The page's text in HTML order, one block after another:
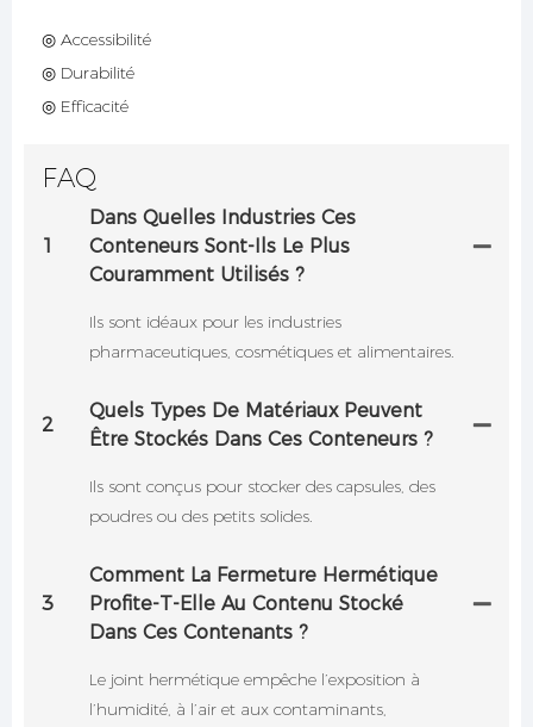
◎ Accessibilité
◎ Durabilité
◎ Efficacité
FAQ
1
Dans Quelles Industries Ces
Conteneurs Sont-Ils Le Plus
Couramment Utilisés ?
Ils sont idéaux pour les industries
pharmaceutiques, cosmétiques et alimentaires.
2
Quels Types De Matériaux Peuvent
Être Stockés Dans Ces Conteneurs ?
Ils sont conçus pour stocker des capsules, des
poudres ou des petits solides.
3
Comment La Fermeture Hermétique
Profite-T-Elle Au Contenu Stocké
Dans Ces Contenants ?
Le joint hermétique empêche l’exposition à
l’humidité, à l’air et aux contaminants,